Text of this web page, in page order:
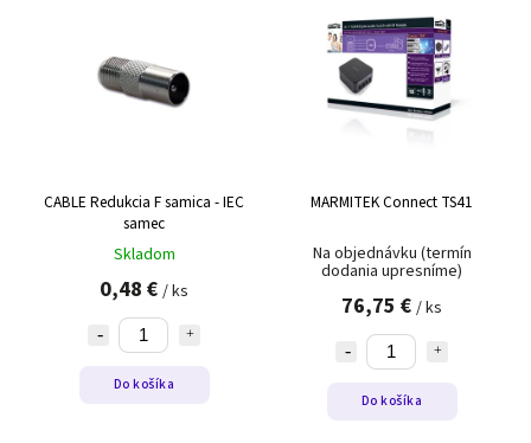
CABLE Redukcia F samica - IEC
samec
Skladom
0,48 € / ks
Do košíka
MARMITEK Connect TS41
Na objednávku (termín
dodania upresníme)
76,75 € / ks
Do košíka